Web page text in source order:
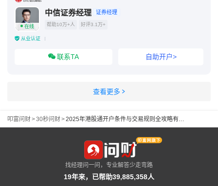
在线
中信证券经理 证券经理
帮助10万+人 好评3.1万+
从业认证
联系TA 自助开户>
查看更多
叩富问财>30秒问财> 2025年港股通开户条件与交易规则全攻略有吗？
找经理问一问，专业解答少走弯路
19年来，已帮助39,885,358人